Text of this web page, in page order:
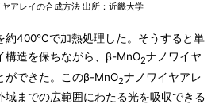
アレイの合成方法 出所：近畿大学
約400℃で加熱処理した。そうすると単
構造を保ちながら、β-MnO2ナノワイヤ
ができた。このβ-MnO2ナノワイヤアレ
域までの広範囲にわたる光を吸収できる